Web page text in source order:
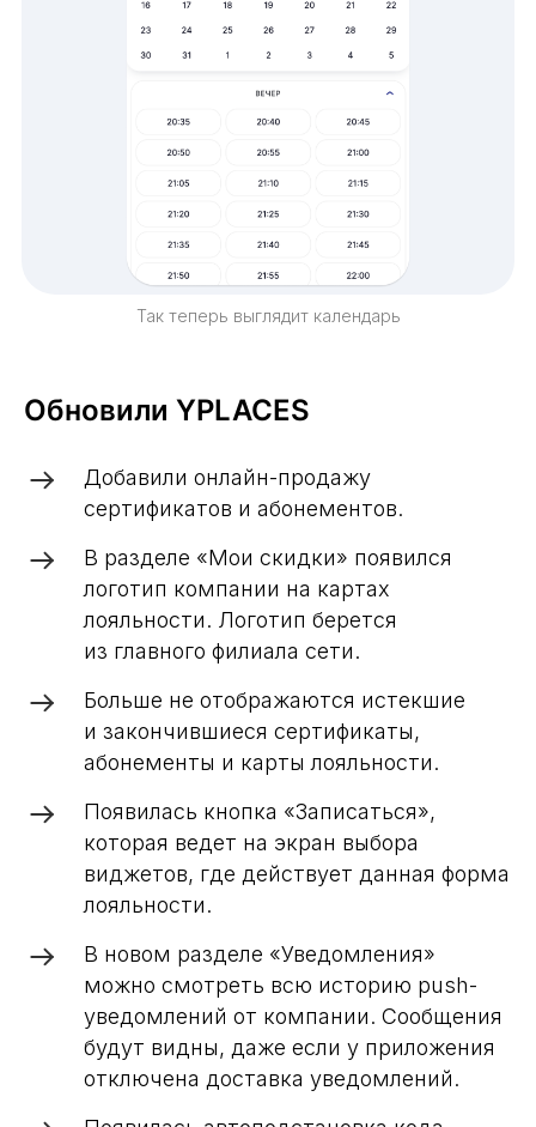
Так теперь выглядит календарь
Обновили YPLACES
Добавили онлайн-продажу
сертификатов и абонементов.
В разделе «Мои скидки» появился
логотип компании на картах
лояльности. Логотип берется
из главного филиала сети.
Больше не отображаются истекшие
и закончившиеся сертификаты,
абонементы и карты лояльности.
Появилась кнопка «Записаться»,
которая ведет на экран выбора
виджетов, где действует данная форма
лояльности.
В новом разделе «Уведомления»
можно смотреть всю историю push-
уведомлений от компании. Сообщения
будут видны, даже если у приложения
отключена доставка уведомлений.